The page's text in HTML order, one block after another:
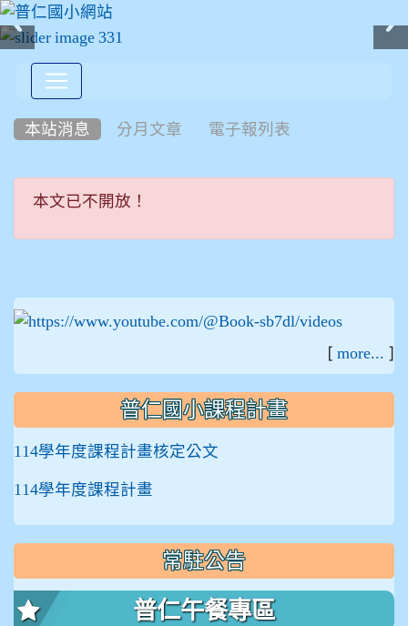
本站消息 分月文章 電子報列表
本文已不開放！
本文已不開放！
[ more... ]
普仁國小課程計畫
114學年度課程計畫核定公文
114學年度課程計畫
常駐公告
普仁午餐專區